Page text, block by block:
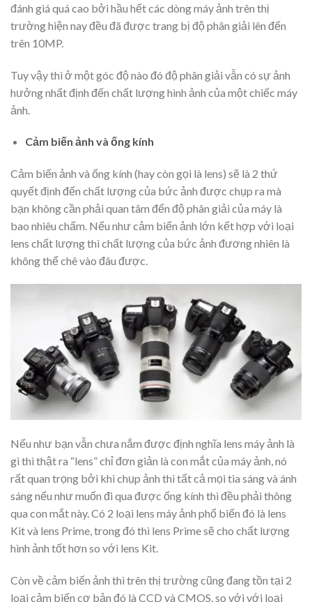
đánh giá quá cao bởi hầu hết các dòng máy ảnh trên thị
trường hiện nay đều đã được trang bị độ phân giải lên đến
trên 10MP.
Tuy vậy thì ở một góc độ nào đó độ phân giải vẫn có sự ảnh
hưởng nhất định đến chất lượng hình ảnh của một chiếc máy
ảnh.
Cảm biến ảnh và ống kính
Cảm biến ảnh và ống kính (hay còn gọi là lens) sẽ là 2 thứ
quyết định đến chất lượng của bức ảnh được chụp ra mà
bạn không cần phải quan tâm đến độ phân giải của máy là
bao nhiêu chấm. Nếu như cảm biến ảnh lớn kết hợp với loại
lens chất lượng thì chất lượng của bức ảnh đương nhiên là
không thể chê vào đâu được.
Nếu như bạn vẫn chưa nắm được định nghĩa lens máy ảnh là
gì thì thật ra “lens” chỉ đơn giản là con mắt của máy ảnh, nó
rất quan trọng bởi khi chụp ảnh thì tất cả mọi tia sáng và ánh
sáng nếu như muốn đi qua được ống kính thì đều phải thông
qua con mắt này. Có 2 loại lens máy ảnh phổ biến đó là lens
Kit và lens Prime, trong đó thì lens Prime sẽ cho chất lượng
hình ảnh tốt hơn so với lens Kit.
Còn về cảm biến ảnh thì trên thị trường cũng đang tồn tại 2
loại cảm biến cơ bản đó là CCD và CMOS, so với với loại